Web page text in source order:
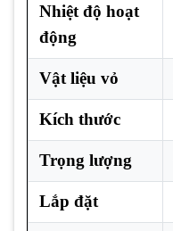
Nhiệt độ hoạt
động
Vật liệu vỏ
Kích thước
Trọng lượng
Lắp đặt